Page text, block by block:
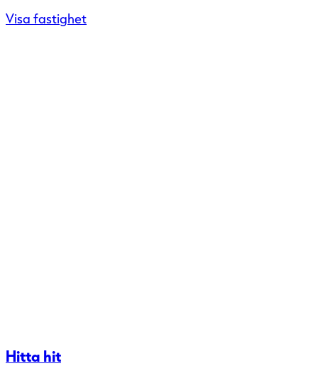
Visa fastighet
Hitta hit